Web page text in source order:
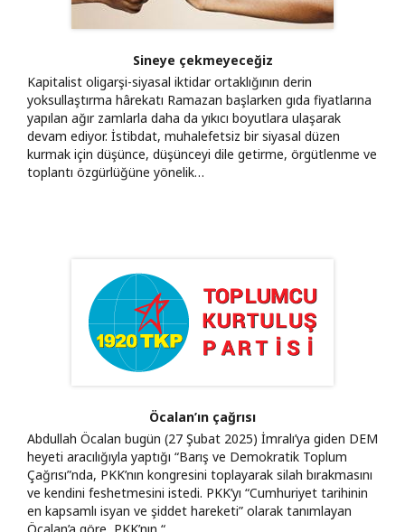
Sineye çekmeyeceğiz
Kapitalist oligarşi-siyasal iktidar ortaklığının derin
yoksullaştırma hârekatı Ramazan başlarken gıda fiyatlarına
yapılan ağır zamlarla daha da yıkıcı boyutlara ulaşarak
devam ediyor. İstibdat, muhalefetsiz bir siyasal düzen
kurmak için düşünce, düşünceyi dile getirme, örgütlenme ve
toplantı özgürlüğüne yönelik…
Öcalan’ın çağrısı
Abdullah Öcalan bugün (27 Şubat 2025) İmralı’ya giden DEM
heyeti aracılığıyla yaptığı “Barış ve Demokratik Toplum
Çağrısı”nda, PKK’nın kongresini toplayarak silah bırakmasını
ve kendini feshetmesini istedi. PKK’yı “Cumhuriyet tarihinin
en kapsamlı isyan ve şiddet hareketi” olarak tanımlayan
Öcalan’a göre, PKK’nın “…